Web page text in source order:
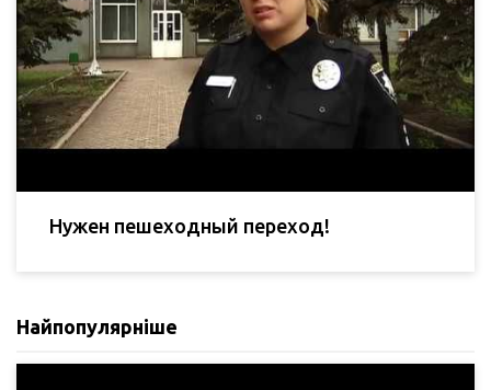
Нужен пешеходный переход!
Найпопулярніше